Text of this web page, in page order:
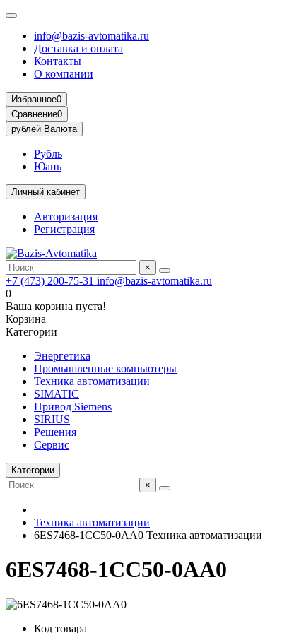
info@bazis-avtomatika.ru
Доставка и оплата
Контакты
О компании
Избранное0
Сравнение0
рублей Валюта
Рубль
Юань
Личный кабинет
Авторизация
Регистрация
×
+7 (473) 200-75-31 info@bazis-avtomatika.ru
0
Ваша корзина пуста!
Корзина
Категории
Энергетика
Промышленные компьютеры
Техника автоматизации
SIMATIC
Привод Siemens
SIRIUS
Решения
Сервис
Категории
×
Техника автоматизации
6ES7468-1CC50-0AA0 Техника автоматизации
6ES7468-1CC50-0AA0
Код товара